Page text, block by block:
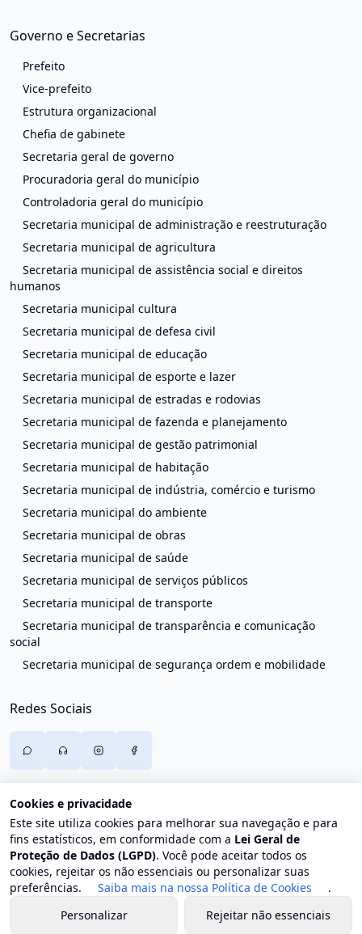
Governo e Secretarias
Prefeito
Vice-prefeito
Estrutura organizacional
Chefia de gabinete
Secretaria geral de governo
Procuradoria geral do município
Controladoria geral do município
Secretaria municipal de administração e reestruturação
Secretaria municipal de agricultura
Secretaria municipal de assistência social e direitos
humanos
Secretaria municipal cultura
Secretaria municipal de defesa civil
Secretaria municipal de educação
Secretaria municipal de esporte e lazer
Secretaria municipal de estradas e rodovias
Secretaria municipal de fazenda e planejamento
Secretaria municipal de gestão patrimonial
Secretaria municipal de habitação
Secretaria municipal de indústria, comércio e turismo
Secretaria municipal do ambiente
Secretaria municipal de obras
Secretaria municipal de saúde
Secretaria municipal de serviços públicos
Secretaria municipal de transporte
Secretaria municipal de transparência e comunicação
social
Secretaria municipal de segurança ordem e mobilidade
Redes Sociais
© 2026 Prefeitura de Trajano de Moraes. Todos os direitos
Cookies e privacidade
Este site utiliza cookies para melhorar sua navegação e para
fins estatísticos, em conformidade com a Lei Geral de
Proteção de Dados (LGPD). Você pode aceitar todos os
cookies, rejeitar os não essenciais ou personalizar suas
preferências.
Saiba mais na nossa Política de Cookies
.
Personalizar
Rejeitar não essenciais